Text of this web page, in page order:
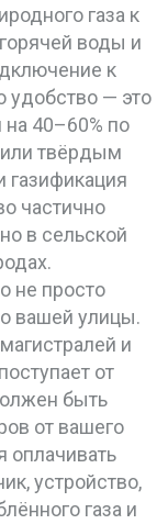
газа к
воды и
к
удобство — это
40–60% по
твёрдым
газификация
частично
в сельской
не просто
вашей улицы.
и
от
быть
от вашего
оплачивать
,устройство,
газа и